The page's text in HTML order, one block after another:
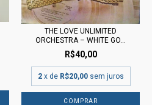
THE LOVE UNLIMITED
ORCHESTRA ‎– WHITE GO...
R$40,00
2 x de R$20,00 sem juros